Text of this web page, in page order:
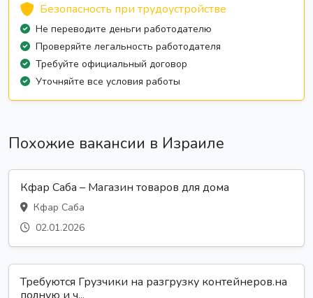
Безопасность при трудоустройстве
Не переводите деньги работодателю
Проверяйте легальность работодателя
Требуйте официальный договор
Уточняйте все условия работы
Похожие вакансии в Израиле
Кфар Саба – Магазин товаров для дома
Кфар Саба
02.01.2026
Требуются Грузчики на разгрузку контейнеров.на